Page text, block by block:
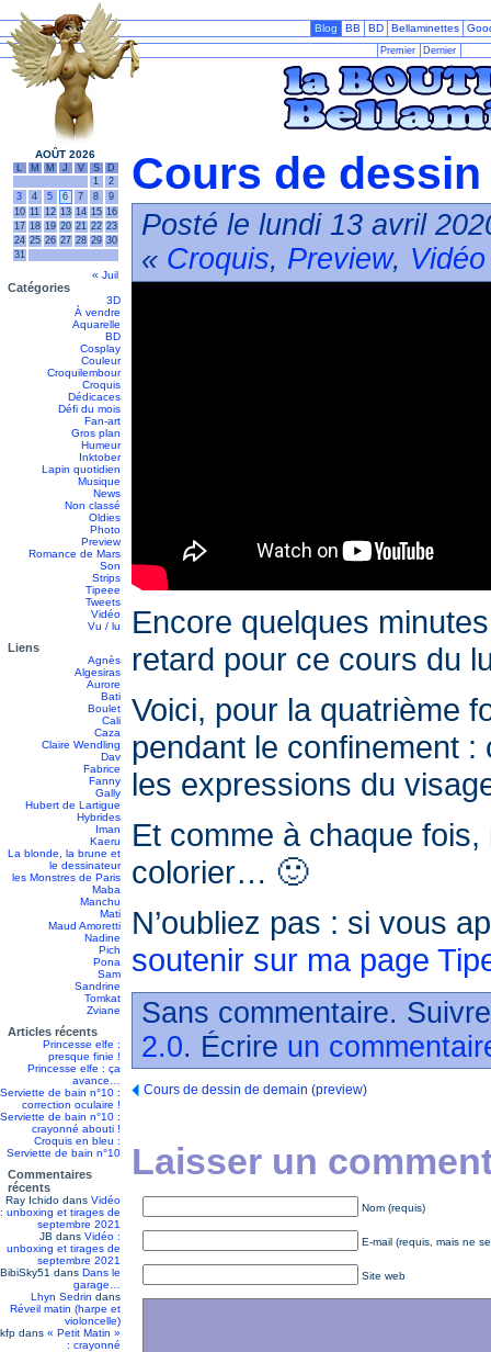
Blog BB BD Bellaminettes
Premier Dernier
AOÛT 2026
L M M J V S
D
1
2
3
4 5 6 7 8
9
10 11 12 13 14 15 16
17 18 19 20 21 22 23
24 25 26 27 28 29 30
31
« Juil
Catégories
3D
À vendre
Aquarelle
BD
Cosplay
Couleur
Croquilembour
Croquis
Dédicaces
Défi du mois
Fan-art
Gros plan
Humeur
Inktober
Lapin quotidien
Musique
News
Non classé
Oldies
Photo
Preview
Romance de Mars
Son
Strips
Tipeee
Tweets
Vidéo
Vu / lu
Liens
Agnès
Algesiras
Aurore
Bati
Boulet
Cali
Caza
Claire Wendling
Dav
Fabrice
Fanny
Gally
Hubert de Lartigue
Hybrides
Iman
Kaeru
La blonde, la brune et
le dessinateur
les Monstres de Paris
Maba
Manchu
Mati
Maud Amoretti
Nadine
Pich
Pona
Sam
Sandrine
Tomkat
Zviane
Articles récents
Princesse elfe :
presque finie !
Princesse elfe : ça
avance…
Serviette de bain n°10 :
correction oculaire !
Serviette de bain n°10 :
crayonné abouti !
Croquis en bleu :
Serviette de bain n°10
Commentaires
récents
Ray Ichido dans Vidéo
: unboxing et tirages de
septembre 2021
JB dans Vidéo :
unboxing et tirages de
septembre 2021
BibiSky51 dans Dans le
garage…
Lhyn Sedrin dans
Réveil matin (harpe et
violoncelle)
kfp dans « Petit Matin »
: crayonné
Cours de
Posté le lundi 13 avril
« Croquis, Preview, Vidéo
Encore quelques
retard pour ce cours du
Voici, pour la quatrième
pendant le confinement
les expressions du
Et comme à chaque
colorier… 🙂
N’oubliez pas : si vous
soutenir sur ma page
Sans commentaire.
2.0. Écrire un
Cours de dessin de demain (preview)
Laisser un
Nom (requis)
E-mail (requis, mais ne
Site web